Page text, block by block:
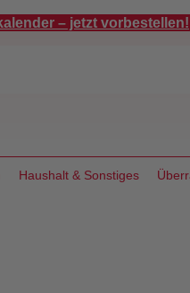
– jetzt vorbestellen!
Haushalt & Sonstiges